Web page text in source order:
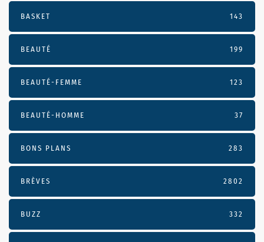
BASKET 143
BEAUTÉ 199
BEAUTÉ-FEMME 123
BEAUTÉ-HOMME 37
BONS PLANS 283
BRÈVES 2802
BUZZ 332